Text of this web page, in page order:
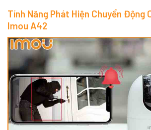
Tính Năng Phát Hiện Chuyển Động
Imou A42